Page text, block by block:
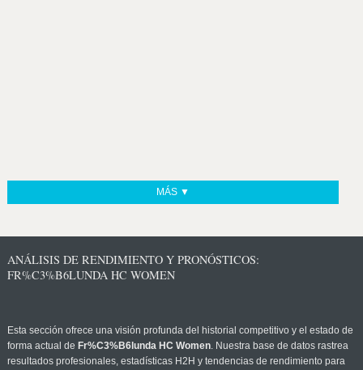
MÁS ▼
ANÁLISIS DE RENDIMIENTO Y PRONÓSTICOS:
FR%C3%B6LUNDA HC WOMEN
Esta sección ofrece una visión profunda del historial competitivo y el estado de
forma actual de Fr%C3%B6lunda HC Women. Nuestra base de datos rastrea
resultados profesionales, estadísticas H2H y tendencias de rendimiento para